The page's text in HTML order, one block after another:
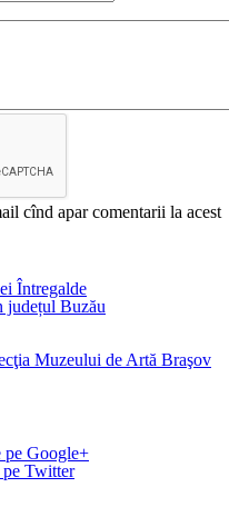
cînd apar comentarii la acest
Întregalde
județul Buzău
Muzeului de Artă Braşov